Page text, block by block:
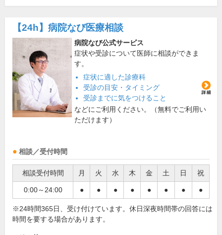
【24h】 病院なび医療相談
病院なび公式サービス
症状や受診について医師に相談ができま
す。
症状に適した診療科
受診の目安・タイミング
受診までに気をつけること
などにご利用ください。（無料でご利用い
ただけます）
相談／受付時間
相談受付時間 月 火 水 木 金 土 日 祝
0:00～24:00 ● ● ● ● ● ● ● ●
※24時間365日、受け付けています。休日深夜時間帯の回答には
時間を要する場合があります。